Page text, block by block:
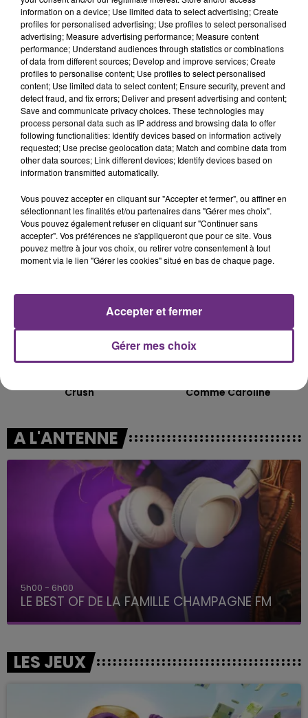
TITRES DIFFUSÉS
16h42
16h42
GIMS
Est-Ce Que Tu M'aimes ?
16h39
16h39
ALEX WARREN
Fever Dream
16h36
16h36
Crush
16h33
16h33
Comme Caroline
A L'ANTENNE
5h00 - 6h00
LE BEST OF DE LA FAMILLE CHAMPAGNE FM
LES JEUX
information on a device; Use limited data to select advertising; Create
profiles for personalised advertising; Use profiles to select personalised
advertising; Measure advertising performance; Measure content
performance; Understand audiences through statistics or combinations
of data from different sources; Develop and improve services; Create
profiles to personalise content; Use profiles to select personalised
content; Use limited data to select content; Ensure security, prevent and
detect fraud, and fix errors; Deliver and present advertising and content;
Save and communicate privacy choices. These technologies may
process personal data such as IP address and browsing data to offer
following functionalities: Identify devices based on information actively
requested; Use precise geolocation data; Match and combine data from
other data sources; Link different devices; Identify devices based on
information transmitted automatically.
Vous pouvez accepter en cliquant sur "Accepter et fermer", ou affiner en
sélectionnant les finalités et/ou partenaires dans "Gérer mes choix".
Vous pouvez également refuser en cliquant sur "Continuer sans
accepter". Vos préférences ne s'appliqueront que pour ce site. Vous
pouvez mettre à jour vos choix, ou retirer votre consentement à tout
moment via le lien "Gérer les cookies" situé en bas de chaque page.
Gérer mes choix
Accepter et fermer